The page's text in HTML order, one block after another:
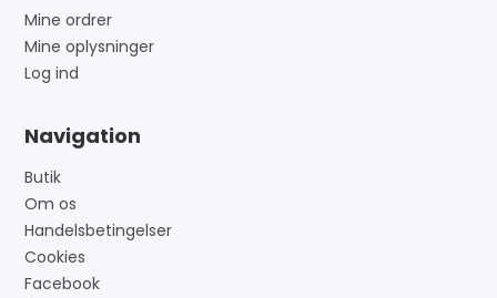
Mine ordrer
Mine oplysninger
Log ind
Navigation
Butik
Om os
Handelsbetingelser
Cookies
Facebook